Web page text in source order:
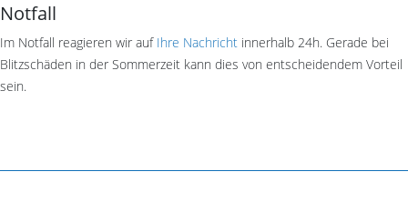
Notfall
Im Notfall reagieren wir auf Ihre Nachricht innerhalb 24h. Gerade bei
Blitzschäden in der Sommerzeit kann dies von entscheidendem Vorteil
sein.